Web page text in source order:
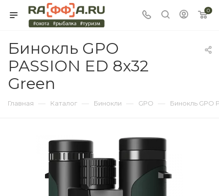
0
Бинокль GPO
PASSION ED 8x32
Green
Главная — Каталог — Бинокли — GPO — Бинокль GPO